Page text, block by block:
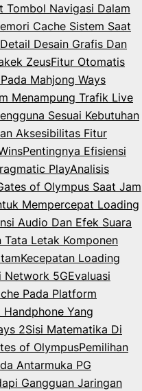
Tombol Navigasi Dalam
Cache Sistem Saat
Detail Desain Grafis Dan
ZeusFitur Otomatis
Mahjong Ways
Menampung Trafik Live
Sesuai Kebutuhan
Aksesibilitas Fitur
Pentingnya Efisiensi
PlayAnalisis
of Olympus Saat Jam
Mempercepat Loading
Audio Dan Efek Suara
Tata Letak Komponen
Kecepatan Loading
Network 5GEvaluasi
Pada Platform
Yang
2Sisi Matematika Di
of OlympusPemilihan
Antarmuka PG
Gangguan Jaringan